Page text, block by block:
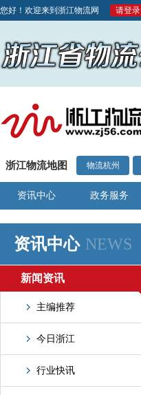
您好！欢迎来到浙江物流网 请登录
浙江物流地图 物流杭州
资讯中心 政务服务
资讯中心 NEWS
新闻资讯
主编推荐
今日浙江
行业快讯